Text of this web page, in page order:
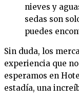
nieves y
sedas son
puedes
Sin duda, los
experiencia que
esperamos en
estadía, una